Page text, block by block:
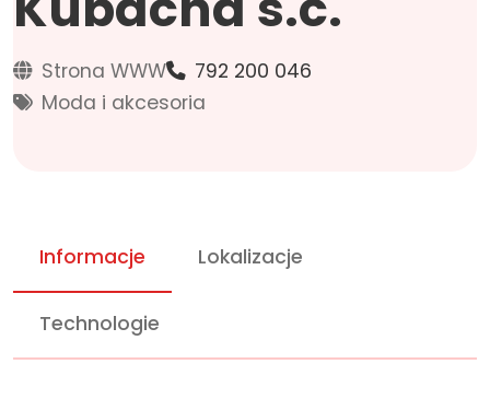
Strona WWW
792 200 046
Moda i akcesoria
Informacje Lokalizacje
Technologie